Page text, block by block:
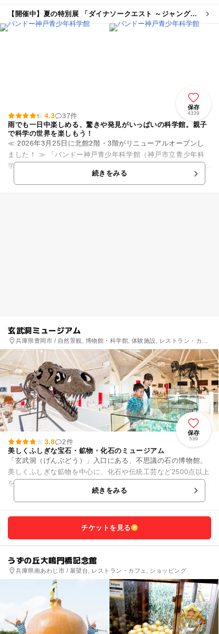
【開催中】夏の特別展 「ダイナソークエスト ～ジャングル
からの挑戦状～」
保存
4339
4.3
37件
雨でも一日中楽しめる、驚きや発見がいっぱいの科学館。親子
で科学の世界を楽しもう！
≪ 2026年3月25日に北館2階・3階がリニューアルオープンし
ました！ ≫ 「バンドー神戸青少年科学館（神戸市立青少年科
学館）」は小さな子どもから大人まで 楽しめる科学館です。 ...
続きをみる
玄武洞ミュージアム
兵庫県豊岡市 / 自然景観, 博物館・科学館, 体験施設, レストラン・カフ
ェ, 観光
保存
539
3.8
2件
美しくふしぎな宝石・鉱物・化石のミュージアム
「玄武洞（げんぶどう）」入口にある、不思議の石の博物館。
美しくふしぎな鉱物を中心に、化石や伝統工芸など2500点以上
を展示しています。 １Ｆ「玄武洞や但馬の地質」「豊岡杞柳細
続きをみる
チケットを見る
うずの丘大鳴門橋記念館
兵庫県南あわじ市 / 展望台, レストラン・カフェ, ショッピング